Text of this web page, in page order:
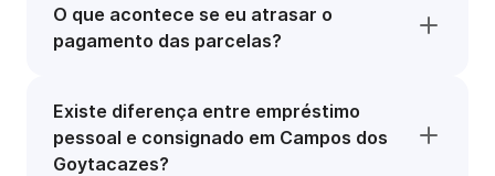
O que acontece se eu atrasar o
pagamento das parcelas?
Existe diferença entre empréstimo
pessoal e consignado em Campos dos
Goytacazes?